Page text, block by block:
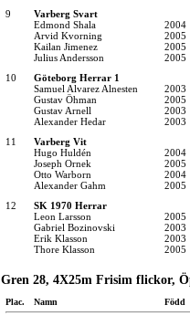
9
Varberg Svart
Edmond Shala
2004
Arvid Kvorning
2005
Kailan Jimenez
2005
Julius Andersson
2005
10
Göteborg Herrar 1
Samuel Alvarez Alnesten
2003
Gustav Öhman
2005
Gustav Arnell
2003
Alexander Hedar
2003
11
Varberg Vit
Hugo Huldén
2004
Joseph Ornek
2005
Otto Warborn
2004
Alexander Gahm
2005
12
SK 1970 Herrar
Leon Larsson
2005
Gabriel Bozinovski
2003
Erik Klasson
2003
Thore Klasson
2005
Gren 28, 4X25m Frisim flickor,
Plac. Namn Född